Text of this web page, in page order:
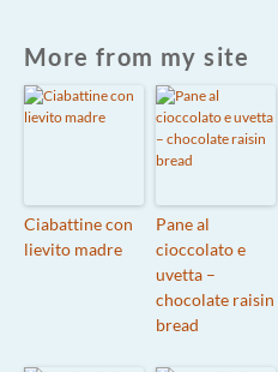
More from my site
Ciabattine con
lievito madre
Pane al
cioccolato e
uvetta –
chocolate raisin
bread